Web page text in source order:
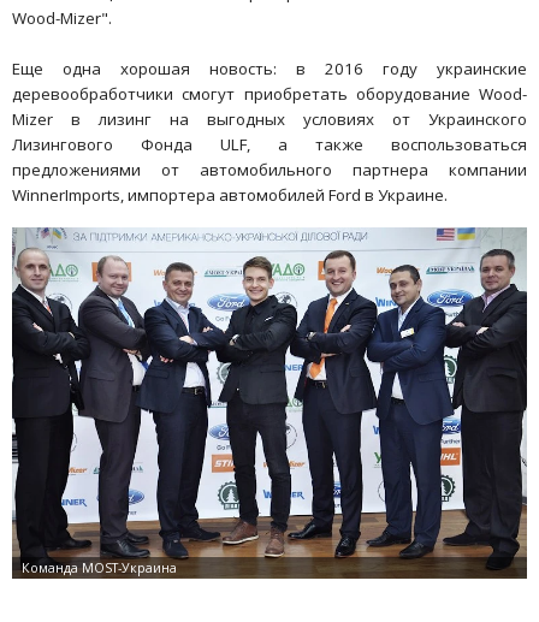
Wood-Mizer".
Еще одна хорошая новость: в 2016 году украинские
деревообработчики смогут приобретать оборудование Wood-
Mizer в лизинг на выгодных условиях от Украинского
Лизингового Фонда ULF, а также воспользоваться
предложениями от автомобильного партнера компании
WinnerImports, импортера автомобилей Ford в Украине.